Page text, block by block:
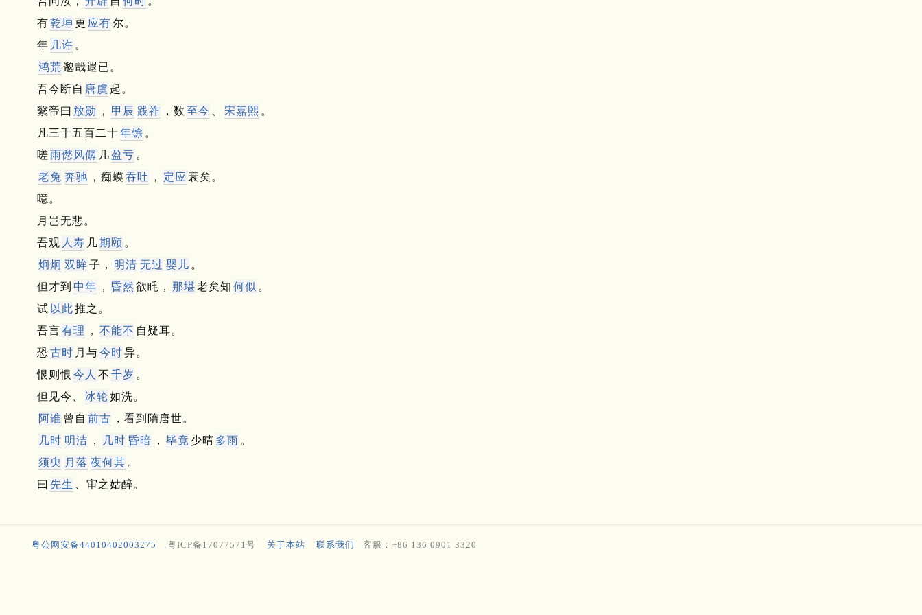
有乾坤 更 应有尔。
年 几许 。
鸿荒邈哉遐已。
吾今断自 唐虞 起。
繄帝曰 放勋 ， 甲辰 践祚 ，数 至今 宋嘉熙 。
凡三千五百二十年馀 。
嗟雨僽风僝 几盈亏 。
老兔 奔驰 ，痴蟆 吞吐 ， 定应 衰矣。
噫。
月岂无悲。
吾观 人寿 几期颐 。
炯炯 双眸子， 明清 无过 婴儿 。
但才到 中年 ， 昏然 欲眊， 那堪老矣知 何似 。
试 以此推之。
吾言有理 ， 不能不 自疑耳。
恐古时 月与今时异。
恨则恨 今人 不 千岁 。
但见今、
冰轮 如洗。
阿谁 曾自 前古 ，看到隋唐世。
几时 明洁 ， 几时 昏暗 ， 毕竟 少晴 多雨 。
须臾 月落 夜何其 。
曰 先生 、审之姑醉。
粤公网安备44010402003275 粤ICP备17077571号 关于本站 联系我们 客服：+86 136 0901 3320